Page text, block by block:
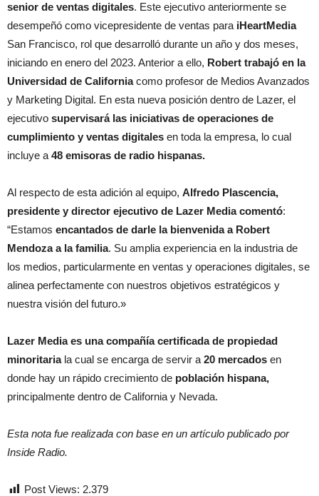
senior de ventas digitales. Este ejecutivo anteriormente se
desempeñó como vicepresidente de ventas para iHeartMedia
San Francisco, rol que desarrolló durante un año y dos meses,
iniciando en enero del 2023. Anterior a ello, Robert trabajó en la
Universidad de Californiacomo profesor de Medios Avanzados
y Marketing Digital. En esta nueva posición dentro de Lazer, el
ejecutivo supervisará las iniciativas de operaciones de
cumplimiento y ventas digitales en toda la empresa, lo cual
incluye a 48 emisoras de radio hispanas.
Al respecto de esta adición al equipo, Alfredo Plascencia,
presidente y director ejecutivo de Lazer Media comentó:
“Estamos encantados de darle la bienvenida a Robert
Mendoza a la familia. Su amplia experiencia en la industria de
los medios, particularmente en ventas y operaciones digitales, se
alinea perfectamente con nuestros objetivos estratégicos y
nuestra visión del futuro.»
Lazer Media es una compañía certificada de propiedad
minoritariala cual se encarga de servir a 20 mercados en
donde hay un rápido crecimiento de población hispana,
principalmente dentro de California y Nevada.
Esta nota fue realizada con base en un artículo publicado por
Inside Radio.
Post Views: 2.379